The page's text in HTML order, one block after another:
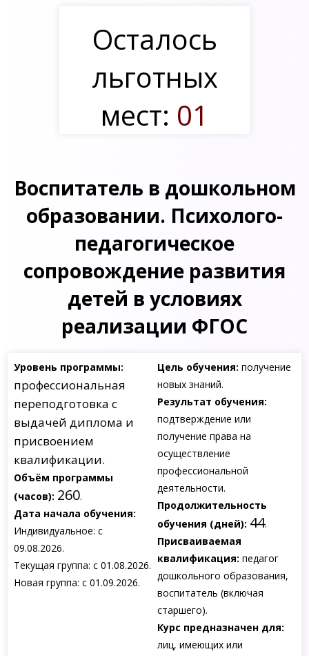
Осталось
льготных
мест: 01
Воспитатель в дошкольном
образовании. Психолого-
педагогическое
сопровождение развития
детей в условиях
реализации ФГОС
Уровень программы:
профессиональная
переподготовка с
выдачей диплома и
присвоением
квалификации.
Объём программы
(часов): 260.
Дата начала обучения:
Индивидуальное: с
09.08.2026.
Текущая группа: с 01.08.2026.
Новая группа: с 01.09.2026.
Цель обучения: получение
новых знаний.
Результат обучения:
подтверждение или
получение права на
осуществление
профессиональной
деятельности.
Продолжительность
обучения (дней): 44.
Присваиваемая
квалификация: педагог
дошкольного образования,
воспитатель (включая
старшего).
Курс предназначен для:
лиц, имеющих или